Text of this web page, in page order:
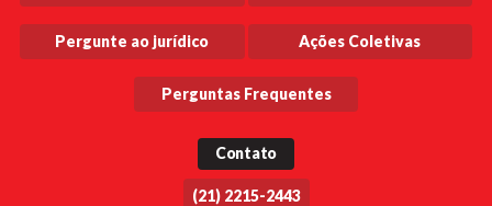
Pergunte ao jurídico Ações Coletivas
Perguntas Frequentes
Contato
(21) 2215-2443